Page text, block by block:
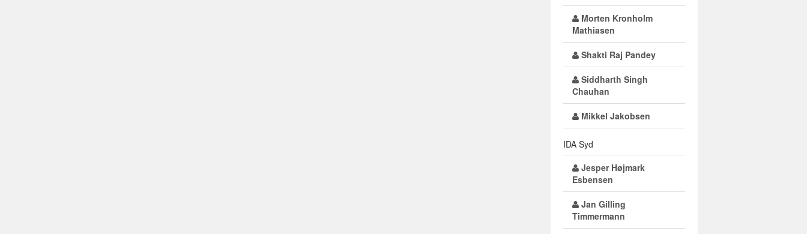
Morten Kronholm
Mathiasen
Shakti Raj Pandey
Siddharth Singh
Chauhan
Mikkel Jakobsen
IDA Syd
Jesper Højmark
Esbensen
Jan Gilling
Timmermann